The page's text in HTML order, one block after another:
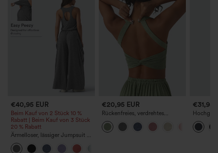
€40,95 EUR
Beim Kauf von 2 Stück 10 %
Rabatt | Beim Kauf von 3 Stück
20 % Rabatt
Ärmelloser, lässiger Jumpsuit mit
Ausschnitten, weitem Bein und
Taschen – Easy Peezy Edition
€20,95 EUR
Rückenfreies, verdrehtes
Tanktop mit verstellbarer
Schnalle, schmaler Passform,
kurz geschnitten, meliert und
€31,95
Leinen-